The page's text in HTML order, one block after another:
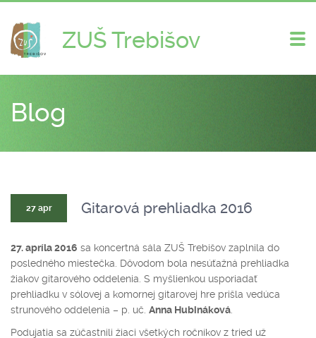
ZUŠ Trebišov
Blog
27 apr Gitarová prehliadka 2016
27. apríla 2016 sa koncertná sála ZUŠ Trebišov zaplnila do
posledného miestečka. Dôvodom bola nesúťažná prehliadka
žiakov gitarového oddelenia. S myšlienkou usporiadať
prehliadku v sólovej a komornej gitarovej hre prišla vedúca
strunového oddelenia – p. uč. Anna Hubináková
Podujatia sa zúčastnili žiaci všetkých ročníkov z tried už